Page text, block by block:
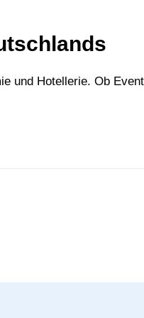
und Hotellerie. Ob